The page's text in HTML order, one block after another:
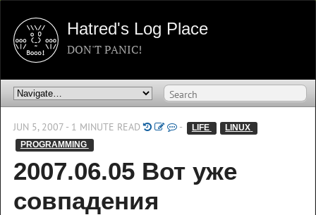
Hatred's Log Place
DON'T PANIC!
JUN 5, 2007 - 1 MINUTE READ - LIFE
PROGRAMMING
2007.06.05 Вот уже
совпадения